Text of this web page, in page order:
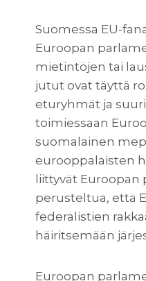
Suomessa EU-
Euroopan
mietintöjen tai
jutut ovat täyttä
eturyhmät ja
toimiessaan
suomalainen
eurooppalaisten
liittyvät Euroopan
perusteltua, että
federalistien
häiritsemään
Euroopan